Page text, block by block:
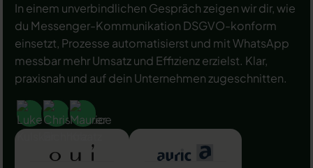
In einem unverbindlichen Gespräch zeigen wir dir, wie
du Messenger-Kommunikation DSGVO-konform
einsetzt, Prozesse automatisierst und mit WhatsApp
messbar mehr Umsatz und Effizienz erzielst. Klar,
praxisnah und auf dein Unternehmen zugeschnitten.